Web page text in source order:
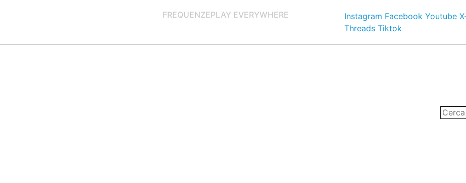
FREQUENZEPLAY EVERYWHERE Instagram Facebook Youtube
Threads Tiktok